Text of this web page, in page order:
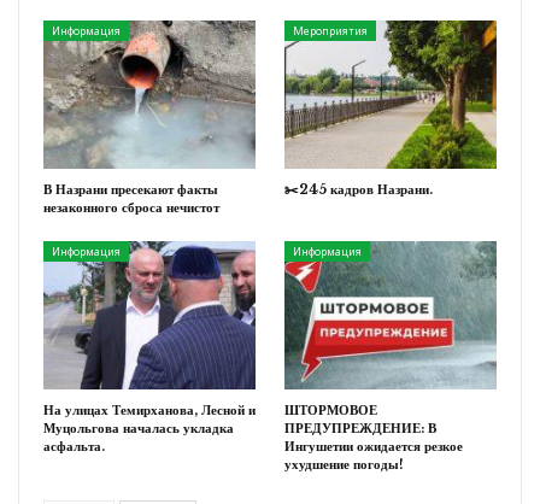
Информация
В Назрани пресекают факты
незаконного сброса нечистот
Мероприятия
✂️245 кадров Назрани.
Информация
На улицах Темирханова, Лесной и
Муцольгова началась укладка
асфальта.
Информация
ШТОРМОВОЕ
ПРЕДУПРЕЖДЕНИЕ: В
Ингушетии ожидается резкое
ухудшение погоды!